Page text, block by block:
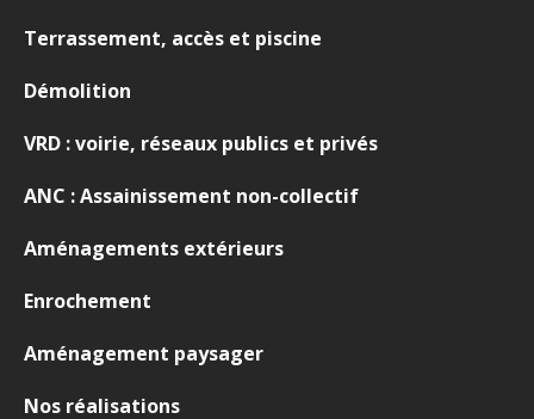
Terrassement, accès et piscine
Démolition
VRD : voirie, réseaux publics et privés
ANC : Assainissement non-collectif
Aménagements extérieurs
Enrochement
Aménagement paysager
Nos réalisations